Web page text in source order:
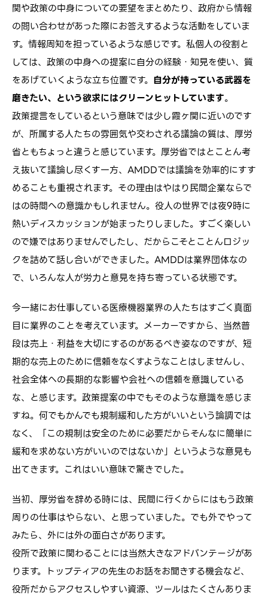
関や政策の中身についての要望をまとめたり、政府から情報
の問い合わせがあった際にお答えするような活動をしていま
す。情報周知を担っているような感じです。私個人の役割と
しては、政策の中身への提案に自分の経験・知見を使い、質
をあげていくような立ち位置です。 自分が持っている武器を
磨きたい、という欲求にはクリーンヒットしています。
政策提言をしているという意味では少し霞ヶ関に近いのです
が、所属する人たちの雰囲気や交わされる議論の質は、厚労
省ともちょっと違うと感じています。厚労省ではとことん考
え抜いて議論し尽くす一方、AMDDでは議論を効率的にすす
めることも重視されます。その理由はやはり民間企業ならで
はの時間への意識かもしれません。役人の世界では夜9時に
熱いディスカッションが始まったりしました。すごく楽しい
ので嫌ではありませんでしたし、だからこそとことんロジッ
クを詰めて話し合いができました。AMDDは業界団体なの
で、いろんな人が労力と意見を持ち寄っている状態です。
今一緒にお仕事している医療機器業界の人たちはすごく真面
目に業界のことを考えています。メーカーですから、当然普
段は売上・利益を大切にするのがあるべき姿なのですが、短
期的な売上のために信頼をなくすようなことはしませんし、
社会全体への長期的な影響や会社への信頼を意識している
な、と感じます。政策提案の中でもそのような意識を感じま
すね。何でもかんでも規制緩和した方がいいという論調では
なく、「この規制は安全のために必要だからそんなに簡単に
緩和を求めない方がいいのではないか」というような意見も
出てきます。これはいい意味で驚きでした。
当初、厚労省を辞める時には、民間に行くからにはもう政策
周りの仕事はやらない、と思っていました。でも外でやって
みたら、外には外の面白さがあります。
役所で政策に関わることには当然大きなアドバンテージがあ
ります。トップティアの先生のお話をお聞きする機会など、
役所だからアクセスしやすい資源、ツールはたくさんありま